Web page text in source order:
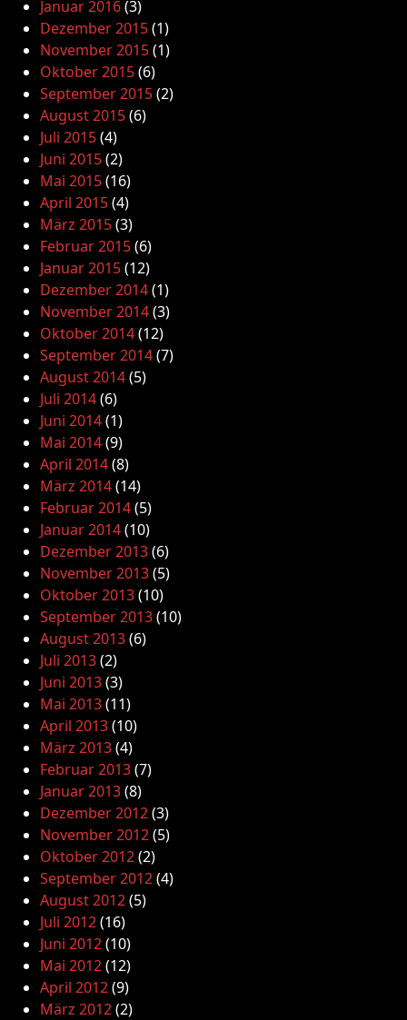
Januar 2016(3)
Dezember 2015(1)
November 2015(1)
Oktober 2015(6)
September 2015(2)
August 2015(6)
Juli 2015(4)
Juni 2015(2)
Mai 2015(16)
April 2015(4)
März 2015(3)
Februar 2015(6)
Januar 2015(12)
Dezember 2014(1)
November 2014(3)
Oktober 2014(12)
September 2014(7)
August 2014(5)
Juli 2014(6)
Juni 2014(1)
Mai 2014(9)
April 2014(8)
März 2014(14)
Februar 2014(5)
Januar 2014(10)
Dezember 2013(6)
November 2013(5)
Oktober 2013(10)
September 2013(10)
August 2013(6)
Juli 2013(2)
Juni 2013(3)
Mai 2013(11)
April 2013(10)
März 2013(4)
Februar 2013(7)
Januar 2013(8)
Dezember 2012(3)
November 2012(5)
Oktober 2012(2)
September 2012(4)
August 2012(5)
Juli 2012(16)
Juni 2012(10)
Mai 2012(12)
April 2012(9)
März 2012(2)